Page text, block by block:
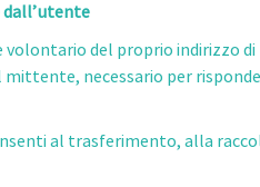
volontario del proprio indirizzo
mittente, necessario per
al trasferimento, alla